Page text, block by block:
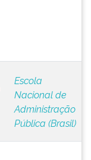
Escola
Nacional de
Administração
Pública (Brasil)